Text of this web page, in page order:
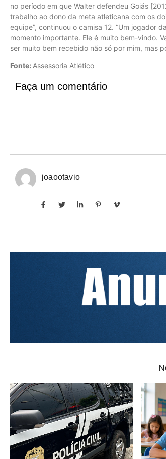
no período em que Walter defendeu Goiás
trabalho ao dono da meta atleticana com os
equipe”, continuou o camisa 12. “Um jogador
momento importante. Ele é muito bem-vindo.
ser muito bem recebido não só por mim, mas
Fonte: Assessoria Atlético
Faça um comentário
joaootavio